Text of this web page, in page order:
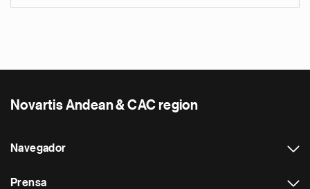
Novartis Andean & CAC region
Navegador
Prensa